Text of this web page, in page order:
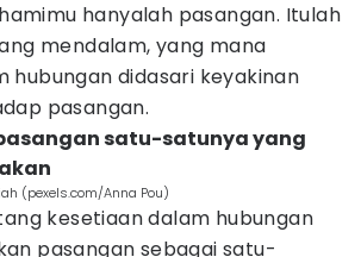
hanyalah pasangan. Itulah
mendalam, yang mana
hubungan didasari keyakinan
pasangan.
satu-satunya yang
(pexels.com/Anna Pou)
kesetiaan dalam hubungan
pasangan sebagai satu-